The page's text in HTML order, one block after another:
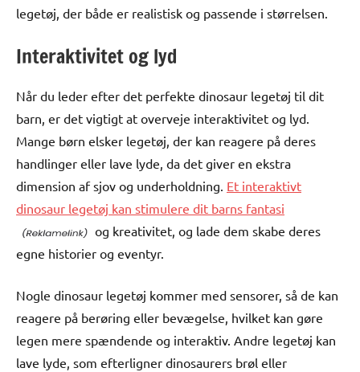
legetøj, der både er realistisk og passende i størrelsen.
Interaktivitet og lyd
Når du leder efter det perfekte dinosaur legetøj til dit
barn, er det vigtigt at overveje interaktivitet og lyd.
Mange børn elsker legetøj, der kan reagere på deres
handlinger eller lave lyde, da det giver en ekstra
dimension af sjov og underholdning. Et interaktivt
dinosaur legetøj kan stimulere dit barns fantasi
og kreativitet, og lade dem skabe deres
egne historier og eventyr.
Nogle dinosaur legetøj kommer med sensorer, så de kan
reagere på berøring eller bevægelse, hvilket kan gøre
legen mere spændende og interaktiv. Andre legetøj kan
lave lyde, som efterligner dinosaurers brøl eller